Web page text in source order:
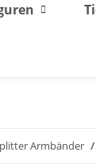
Armbänder